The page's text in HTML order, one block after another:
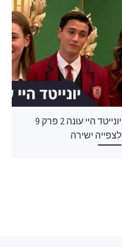
יונייטד היי עונה 2 פרק 9
לצפייה ישירה